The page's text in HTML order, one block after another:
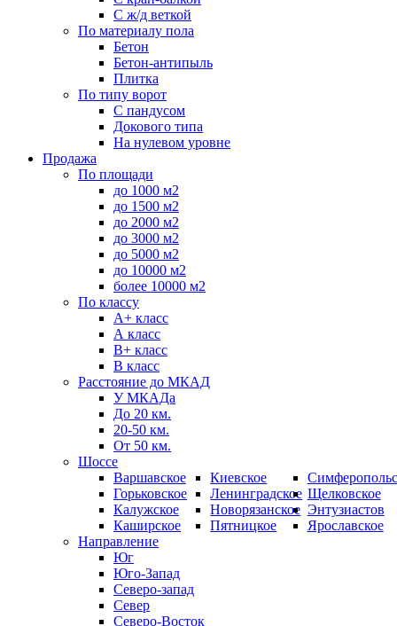
С ж/д веткой
По материалу пола
Бетон
Бетон-антипыль
Плитка
По типу ворот
С пандусом
Докового типа
На нулевом уровне
Продажа
По площади
до 1000 м2
до 1500 м2
до 2000 м2
до 3000 м2
до 5000 м2
до 10000 м2
более 10000 м2
По классу
A+ класс
А класс
В+ класс
B класс
Расстояние до МКАД
У МКАДа
До 20 км.
20-50 км.
От 50 км.
Шоссе
Варшавское
Горьковское
Калужское
Каширское
Киевское
Ленинградское
Новорязанское
Пятницкое
Щелковское
Энтузиастов
Ярославское
Направление
Юг
Юго-Запад
Северо-запад
Север
Северо-Восток